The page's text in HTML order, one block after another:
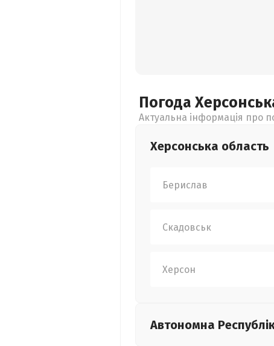
Погода
Актуальна інформація про
Херсонська область
Берислав
Скадовськ
Херсон
Автономна